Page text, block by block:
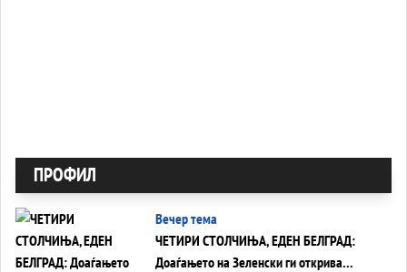
ПРОФИЛ
Вечер тема
ЧЕТИРИ СТОЛЧИЊА, ЕДЕН БЕЛГРАД:
Доаѓањето на Зеленски ги открива